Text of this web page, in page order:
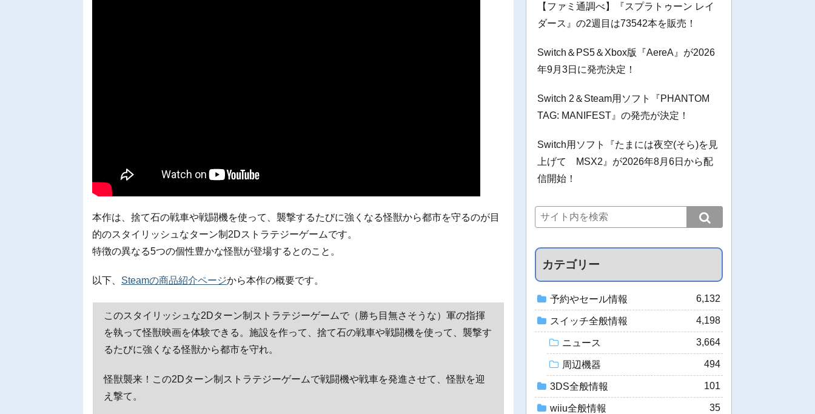
本作は、捨て石の戦車や戦闘機を使って、襲撃するたびに強くなる怪獣から都市を守るのが目
的のスタイリッシュなターン制2Dストラテジーゲームです。
特徴の異なる5つの個性豊かな怪獣が登場するとのこと。
以下、 Steamの商品紹介ページから本作の概要です。
このスタイリッシュな2Dターン制ストラテジーゲームで（勝ち目無さそうな）軍の指揮
を執って怪獣映画を体験できる。施設を作って、捨て石の戦車や戦闘機を使って、襲撃す
るたびに強くなる怪獣から都市を守れ。
怪獣襲来！この2Dターン制ストラテジーゲームで戦闘機や戦車を発進させて、怪獣を迎
え撃て。
【ファミ通調べ】『スプラトゥーン レイ
ダース』の2週目は73542本を販売！
Switch＆PS5＆Xbox版『AereA』が2026
年9月3日に発売決定！
Switch 2＆Steam用ソフト『PHANTOM
TAG: MANIFEST』の発売が決定！
Switch用ソフト『たまには夜空(そら)を見
上げて MSX2』が2026年8月6日から配
信開始！
カテゴリー
予約やセール情報 6,132
スイッチ全般情報 4,198
ニュース 3,664
周辺機器 494
3DS全般情報 101
wiiu全般情報 35